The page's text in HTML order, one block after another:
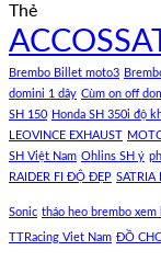
Thẻ
Brembo Billet moto3
domini 1 dây Cùm on off
SH 150 Honda SH 350i độ
LEOVINCE EXHAUST
SH Việt Nam Ohlins SH ý
RAIDER FI ĐỘ ĐẸP SATRIA
Sonic tháo heo brembo xem
TTRacing Viet Nam ĐỒ